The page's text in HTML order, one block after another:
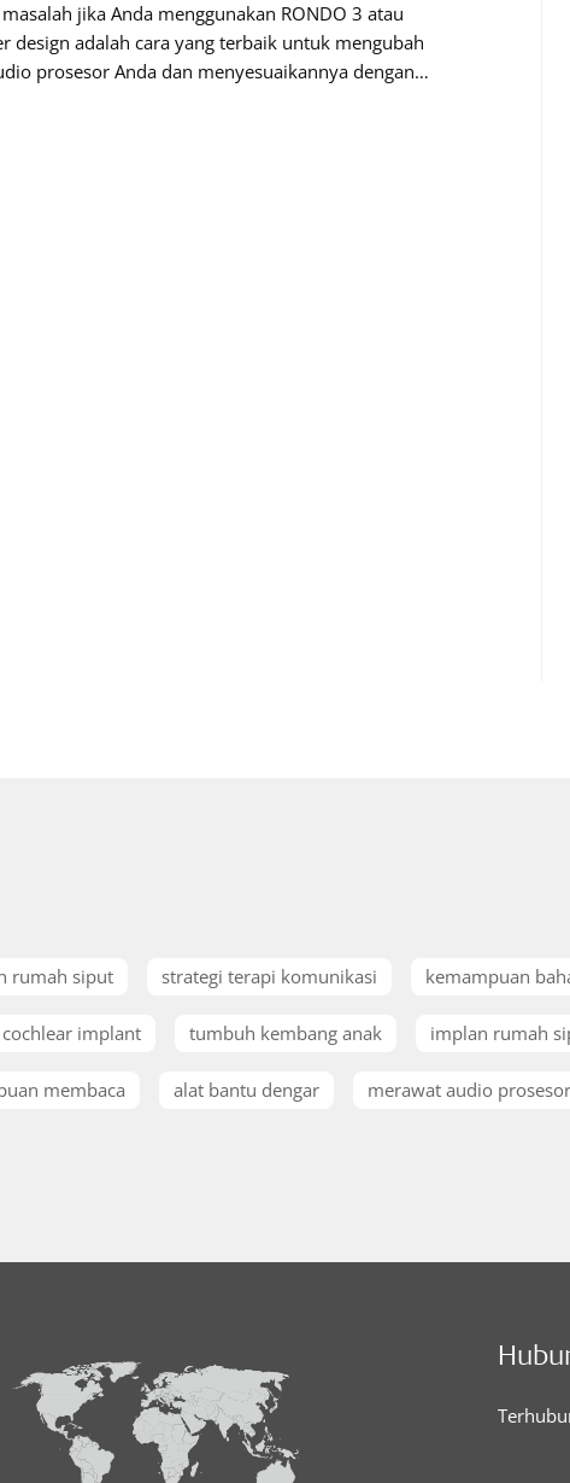
jika Anda menggunakan RONDO 3 atau
design adalah cara yang terbaik untuk mengubah
prosesor Anda dan menyesuaikannya dengan
rumah siput strategi terapi komunikasi kemampuan
cochlear implant tumbuh kembang anak implan rumah
membaca alat bantu dengar merawat audio prosesor